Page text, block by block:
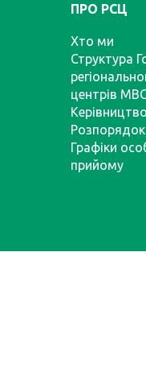
ПРО РСЦ
Хто ми
Структура
центрів
Графіки
прийому